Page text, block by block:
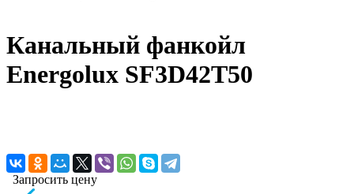
Канальный фанкойл
Energolux SF3D42T50
Запросить цену